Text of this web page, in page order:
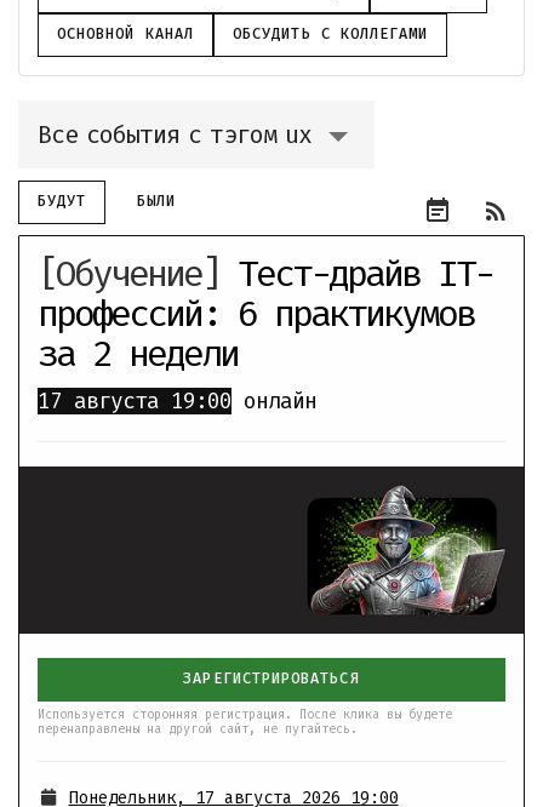
ОСНОВНОЙ КАНАЛ ОБСУДИТЬ С КОЛЛЕГАМИ
Все события с тэгом ux
event_note rss_feed
БУДУТ БЫЛИ
[Обучение] Тест-драйв IT-
профессий: 6 практикумов
за 2 недели
17 августа 19:00 онлайн
ЗАРЕГИСТРИРОВАТЬСЯ
Используется сторонняя регистрация. После клика вы будете
перенаправлены на другой сайт, не пугайтесь.
Понедельник, 17 августа 2026 19:00